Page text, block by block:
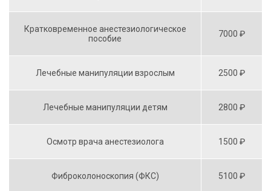
Кратковременное анестезиологическое
пособие
7000 ₽
Лечебные манипуляции взрослым 2500 ₽
Лечебные манипуляции детям 2800 ₽
Осмотр врача анестезиолога 1500 ₽
Фиброколоноскопия (ФКС) 5100 ₽